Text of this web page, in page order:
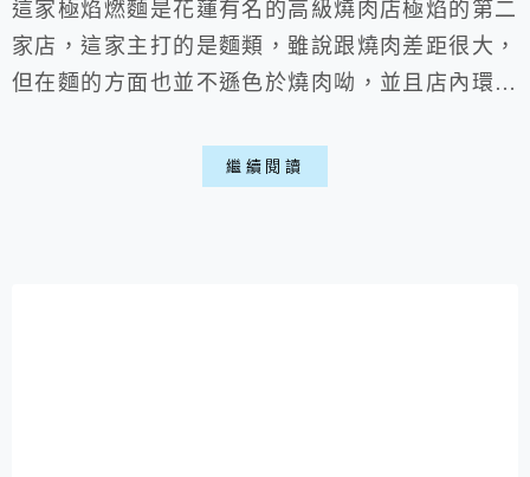
這家極焰燃麵是花蓮有名的高級燒肉店極焰的第二
家店，這家主打的是麵類，雖說跟燒肉差距很大，
但在麵的方面也並不遜色於燒肉呦，並且店內環境
環境: ▶外部: ▽位於花蓮市公所對面，門口有
點難找，小小的一個門，印象中以前這裡是做異國
繼續閱讀